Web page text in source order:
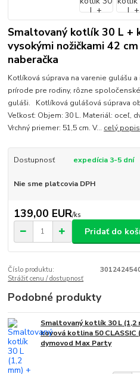
Smaltovaný kotlík 30 L +
vysokými nožičkami 42
naberačka
Kotlíková súprava na varenie gulášu
prírode pre rodiny, rôzne
guláši. Kotlíková gulášová súprava
Veľkosť: Objem: 30 L. Materiál: oceľ,
Vrchný priemer: 51,5 cm. V... celý popis
Dostupnosť expedícia 3-5 dní
Nie sme platcovia DPH
139,00 EUR/ks
Pridať do
Číslo produktu:
Strážiť cenu / dostupnosť
Podobné produkty
Smaltovaný kotlík 30 L (1,2
kovová kotlina 50 CLASSIC
dymovod Max Party